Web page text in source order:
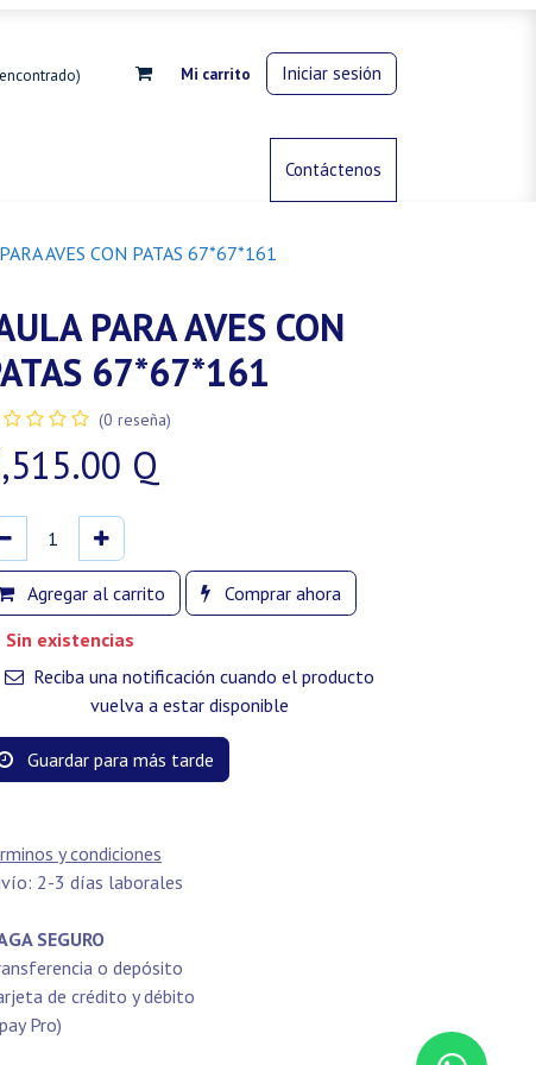
Mi carrito Iniciar sesión
Control de animalesContáctenos
AVES CON PATAS 67*67*161
PARA AVES CON
67*67*161
(0 reseña)
Q
Agregar al carrito
Comprar ahora
Sin existencias
Reciba una notificación cuando el producto
vuelva a estar disponible
Guardar para más tarde
y condiciones
2-3 días laborales
SEGURO
o depósito
de crédito y débito
Pro)